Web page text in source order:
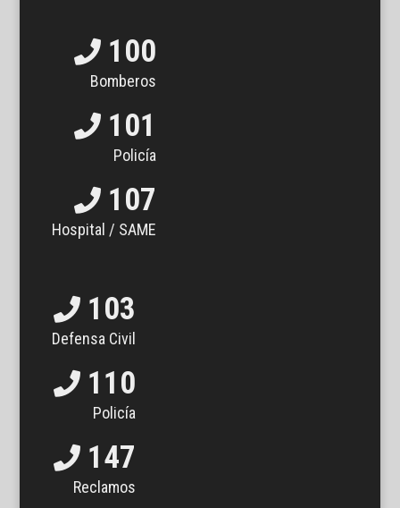
100
Bomberos
101
Policía
107
Hospital / SAME
103
Defensa Civil
110
Policía
147
Reclamos